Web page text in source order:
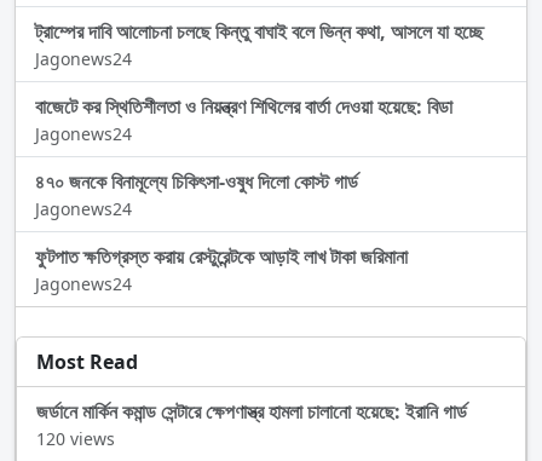
ট্রাম্পের দাবি আলোচনা চলছে কিন্তু বাঘাই বলে ভিন্ন কথা, আসলে যা হচ্ছে
Jagonews24
বাজেটে কর স্থিতিশীলতা ও নিয়ন্ত্রণ শিথিলের বার্তা দেওয়া হয়েছে: বিডা
Jagonews24
৪৭০ জনকে বিনামূল্যে চিকিৎসা-ওষুধ দিলো কোস্ট গার্ড
Jagonews24
ফুটপাত ক্ষতিগ্রস্ত করায় রেস্টুরেন্টকে আড়াই লাখ টাকা জরিমানা
Jagonews24
Most Read
জর্ডানে মার্কিন কমান্ড সেন্টারে ক্ষেপণাস্ত্র হামলা চালানো হয়েছে: ইরানি গার্ড
120 views